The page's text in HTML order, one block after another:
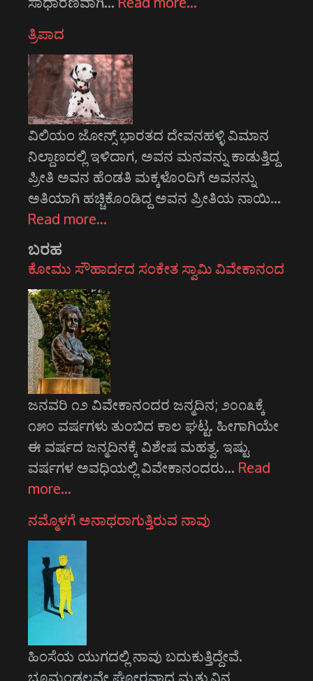
ತ್ರಿಪಾದ
ವಿಲಿಯಂ ಜೋನ್ಸ್ ಭಾರತದ ದೇವನಹಳ್ಳಿ ವಿಮಾನ
ನಿಲ್ದಾಣದಲ್ಲಿ ಇಳಿದಾಗ, ಅವನ ಮನವನ್ನು ಕಾಡುತ್ತಿದ್ದ
ಪ್ರೀತಿ ಅವನ ಹೆಂಡತಿ ಮಕ್ಕಳೊಂದಿಗೆ ಅವನನ್ನು
ಅತಿಯಾಗಿ ಹಚ್ಚಿಕೊಂಡಿದ್ದ ಅವನ ಪ್ರೀತಿಯ ನಾಯಿ…
Read more…
ಬರಹ
ಕೋಮು ಸೌಹಾರ್ದದ ಸಂಕೇತ ಸ್ವಾಮಿ ವಿವೇಕಾನಂದ
ಜನವರಿ ೧೨ ವಿವೇಕಾನಂದರ ಜನ್ಮದಿನ; ೨೦೧೩ಕ್ಕೆ
೧೫೦ ವರ್ಷಗಳು ತುಂಬಿದ ಕಾಲ ಘಟ್ಟ. ಹೀಗಾಗಿಯೇ
ಈ ವರ್ಷದ ಜನ್ಮದಿನಕ್ಕೆ ವಿಶೇಷ ಮಹತ್ವ. ಇಷ್ಟು
ವರ್ಷಗಳ ಅವಧಿಯಲ್ಲಿ ವಿವೇಕಾನಂದರು… Read
more…
ನಮ್ಮೊಳಗೆ ಅನಾಥರಾಗುತ್ತಿರುವ ನಾವು
ಹಿಂಸೆಯ ಯುಗದಲ್ಲಿ ನಾವು ಬದುಕುತ್ತಿದ್ದೇವೆ.
ಭೂಮಂಡಲವೇ ಘೋರವಾದ ಮೃತ್ಯುವಿನ